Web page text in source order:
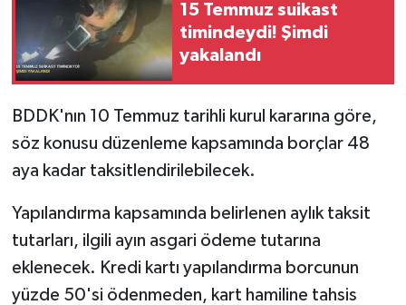
15 Temmuz suikast
timindeydi! Şimdi
yakalandı
BDDK'nın 10 Temmuz tarihli kurul kararına göre,
söz konusu düzenleme kapsamında borçlar 48
aya kadar taksitlendirilebilecek.
Yapılandırma kapsamında belirlenen aylık taksit
tutarları, ilgili ayın asgari ödeme tutarına
eklenecek. Kredi kartı yapılandırma borcunun
yüzde 50'si ödenmeden, kart hamiline tahsis